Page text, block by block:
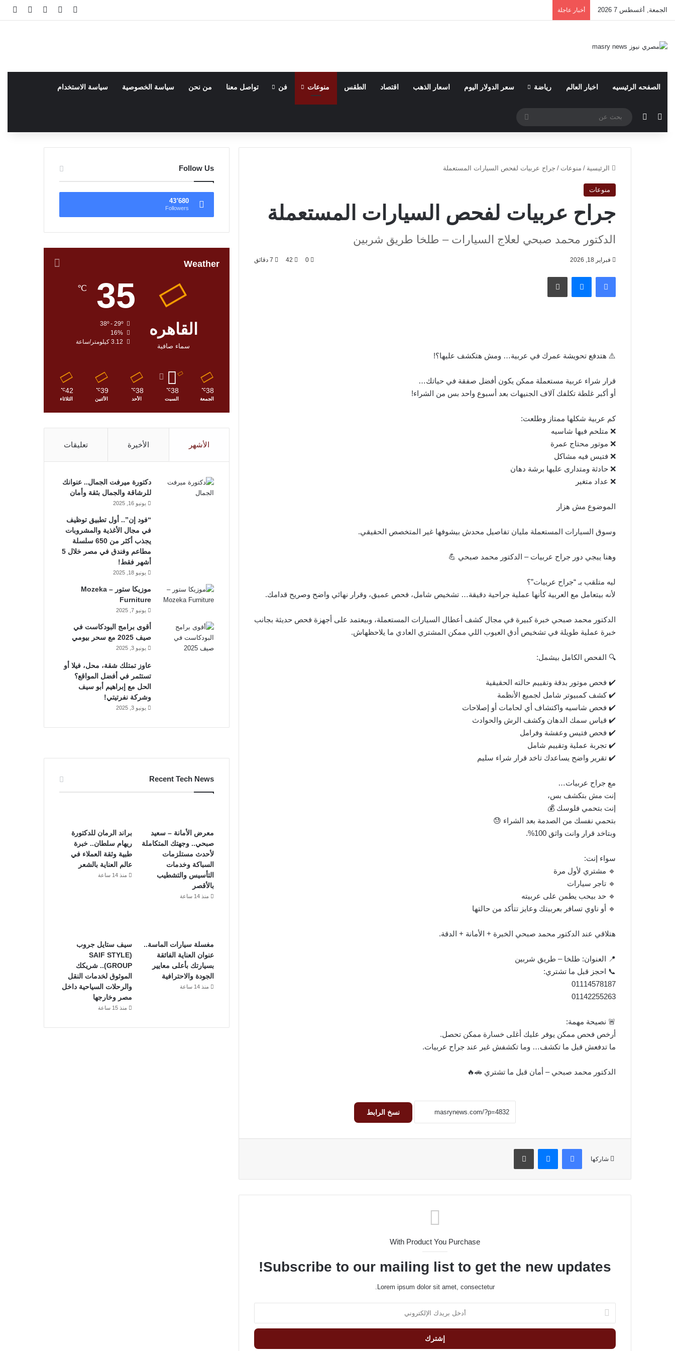
الجمعة, أغسطس 7 2026 أخبار عاجلة فيسبوكfacebookتسجيلمقال
الصفحه الرئيسيه اخبار العالم رياضة سعر الدولار اليوم اسعار الذهب اقتصاد الطقس منوعات فن تواصل معنا من نحن سياسة الخصوصية سياسة الاستخدام
مقال عشوائي
الوضع المظلم
عن
الرئيسية / منوعات / جراح عربيات لفحص السيارات المستعملة
منوعات
جراح عربيات لفحص السيارات المستعملة
الدكتور محمد صبحي لعلاج السيارات – طلخا طريق شربين
فبراير 18, 2026 0
42
فيسبوك
⚠️ هتدفع تحويشة عمرك في عربية… ومش هتكشف عليها؟!
قرار شراء عربية مستعملة ممكن يكون أفضل صفقة في حياتك…
أو أكبر غلطة تكلفك آلاف الجنيهات بعد أسبوع واحد بس من الشراء!
كم عربية شكلها ممتاز وطلعت:
❌ متلحم فيها شاسيه
❌ موتور محتاج عمرة
❌ فتيس فيه مشاكل
❌ حادثة ومتدارى عليها برشة دهان
❌ عداد متغير
الموضوع مش هزار
وسوق السيارات المستعملة مليان تفاصيل محدش بيشوفها غير المتخصص الحقيقي.
وهنا ييجي دور جراح عربيات – الدكتور محمد صبحي 💪
ليه متلقب بـ “جراح عربيات”؟
لأنه بيتعامل مع العربية كأنها عملية جراحية دقيقة… تشخيص شامل، فحص عميق، وقرار نهائي واضح وصريح قدامك.
الدكتور محمد صبحي خبرة كبيرة في مجال كشف أعطال السيارات المستعملة، وبيعتمد على أجهزة فحص حديثة بجانب
خبرة عملية طويلة في تشخيص أدق العيوب اللي ممكن المشتري العادي ما يلاحظهاش.
🔍 الفحص الكامل بيشمل:
✔️ فحص موتور بدقة وتقييم حالته الحقيقية
✔️ كشف كمبيوتر شامل لجميع الأنظمة
✔️ فحص شاسيه واكتشاف أي لحامات أو إصلاحات
✔️ قياس سمك الدهان وكشف الرش والحوادث
✔️ فحص فتيس وعفشة وفرامل
✔️ تجربة عملية وتقييم شامل
✔️ تقرير واضح يساعدك تاخد قرار شراء سليم
مع جراح عربيات…
إنت مش بتكشف بس،
إنت بتحمي فلوسك 💰
بتحمي نفسك من الصدمة بعد الشراء 😓
وبتاخد قرار وانت واثق 100%.
سواء إنت:
🔹 مشتري لأول مرة
🔹 تاجر سيارات
🔹 حد بيحب يطمن على عربيته
🔹 أو ناوي تسافر بعربيتك وعايز تتأكد من حالتها
هتلاقي عند الدكتور محمد صبحي الخبرة + الأمانة + الدقة.
📍 العنوان: طلخا – طريق شربين
📞 احجز قبل ما تشتري:
01114578187
01142255263
🚨 نصيحة مهمة:
أرخص فحص ممكن يوفر عليك أغلى خسارة ممكن تحصل.
ما تدفعش قبل ما تكشف… وما تكشفش غير عند جراح عربيات.
الدكتور محمد صبحي – أمان قبل ما تشتري 🚗🔥
نسخ الرابط
شاركها
فيسبوك
With Product You Purchase
Subscribe to our mailing list to get the new updates!
Lorem ipsum dolor sit amet, consectetur.
خ
Follow Us
43٬680
Followers
Weather
القاهره
سماء صافية
35
℃
38º - 29º
16%
3.12 كيلومتر/ساعة
38
℃
الجمعة
38
℃
السبت
38
℃
الأحد
39
℃
الأثنين
42
℃
الثلاثاء
الأشهر الأخيرة تعليقات
دكتورة ميرفت الجمال.. عنوانك
للرشاقة والجمال بثقة وأمان
يونيو 16, 2025
“فود إن”.. أول تطبيق توظيف
في مجال الأغذية والمشروبات
يجذب أكثر من 650 سلسلة
مطاعم وفندق في مصر خلال 5
أشهر فقط!
يونيو 18, 2025
موزيكا ستور – Mozeka
Furniture
يونيو 7, 2025
أقوى برامج البودكاست في
صيف 2025 مع سحر بيومي
يونيو 3, 2025
عاوز تمتلك شقة، محل، فيلا أو
تستثمر في أفضل المواقع؟
الحل مع إبراهيم أبو سيف
وشركة نفرتيتي!
يونيو 3, 2025
Recent Tech News
معرض الأمانة – سعيد
صبحي.. وجهتك المتكاملة
لأحدث مستلزمات
السباكة وخدمات
التأسيس والتشطيب
بالأقصر
منذ 14 ساعة
براند الرمان للدكتورة
ريهام سلطان.. خبرة
طبية وثقة العملاء في
عالم العناية بالشعر
منذ 14 ساعة
مغسلة سيارات الماسة..
عنوان العناية الفائقة
بسيارتك بأعلى معايير
الجودة والاحترافية
منذ 14 ساعة
سيف ستايل جروب
(SAIF STYLE
GROUP).. شريكك
الموثوق لخدمات النقل
والرحلات السياحية داخل
مصر وخارجها
منذ 15 ساعة